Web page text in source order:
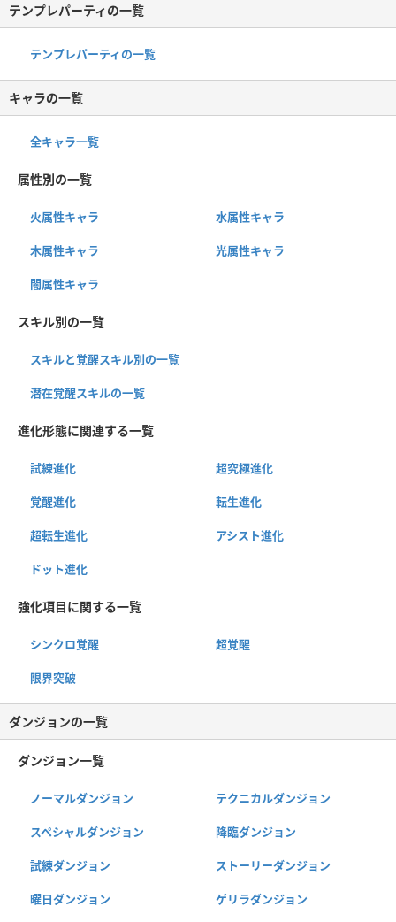
テンプレパーティの一覧
テンプレパーティの一覧
キャラの一覧
全キャラ一覧
属性別の一覧
火属性キャラ 水属性キャラ
木属性キャラ 光属性キャラ
闇属性キャラ
スキル別の一覧
スキルと覚醒スキル別の一覧
潜在覚醒スキルの一覧
進化形態に関連する一覧
試練進化 超究極進化
覚醒進化 転生進化
超転生進化 アシスト進化
ドット進化
強化項目に関する一覧
シンクロ覚醒 超覚醒
限界突破
ダンジョンの一覧
ダンジョン一覧
ノーマルダンジョン テクニカルダンジョン
スペシャルダンジョン 降臨ダンジョン
試練ダンジョン ストーリーダンジョン
曜日ダンジョン ゲリラダンジョン